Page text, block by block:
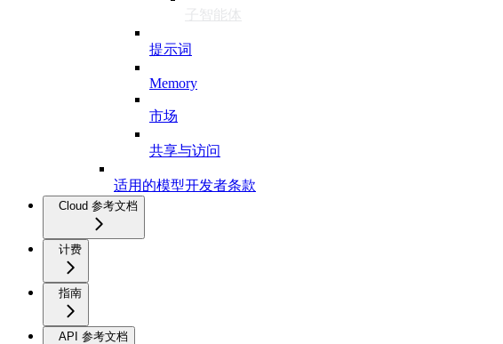
子智能体
提示词
Memory
市场
共享与访问
适用的模型开发者条款
Cloud 参考文档
计费
指南
API 参考文档